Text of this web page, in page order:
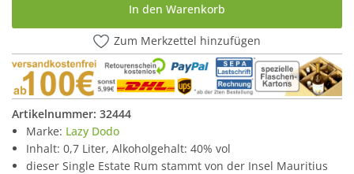
In den Warenkorb
Zum Merkzettel hinzufügen
Artikelnummer: 32444
Marke: Lazy Dodo
Inhalt: 0,7 Liter, Alkoholgehalt: 40% vol
dieser Single Estate Rum stammt von der Insel Mauritius